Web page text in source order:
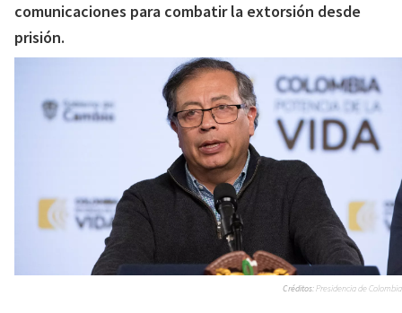
comunicaciones para combatir la extorsión desde
prisión.
Créditos:Presidencia de Colombia